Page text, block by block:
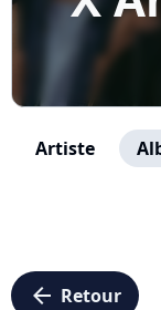
Artiste
arrow_left Retour